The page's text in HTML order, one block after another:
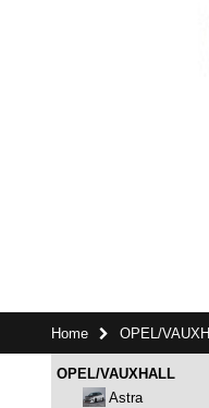
Home OPEL/
OPEL/VAUXHALL
Astra